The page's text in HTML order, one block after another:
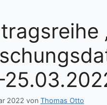
2022 von Thomas Otto